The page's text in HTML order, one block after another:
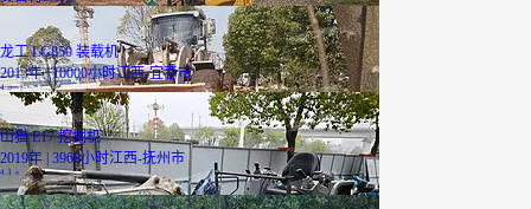
龙工 LG850 装载机
2013年 | 10000小时江西-宜春市
4万
山猫 E17 挖掘机
2019年 | 3968小时江西-抚州市
4.3 万